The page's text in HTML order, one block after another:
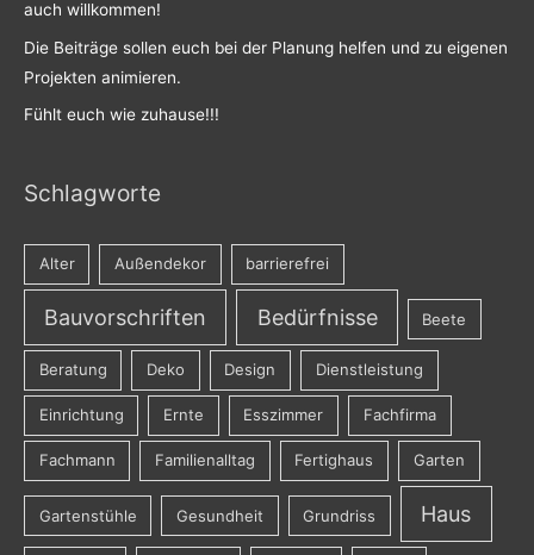
auch willkommen!
Die Beiträge sollen euch bei der Planung helfen und zu eigenen
Projekten animieren.
Fühlt euch wie zuhause!!!
Schlagworte
Alter Außendekor barrierefrei
Bauvorschriften Bedürfnisse Beete
Beratung Deko Design Dienstleistung
Einrichtung Ernte Esszimmer Fachfirma
Fachmann Familienalltag Fertighaus Garten
Gartenstühle Gesundheit Grundriss Haus